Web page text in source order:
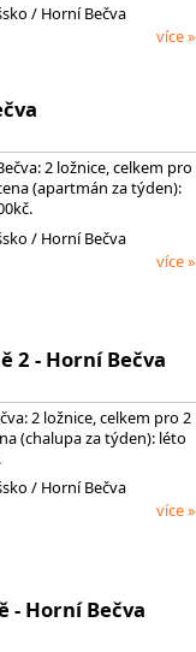
/ Horní Bečva
více »
2 ložnice, celkem pro
(apartmán za týden):
/ Horní Bečva
více »
2 - Horní Bečva
2 ložnice, celkem pro 2
(chalupa za týden): léto
/ Horní Bečva
více »
- Horní Bečva